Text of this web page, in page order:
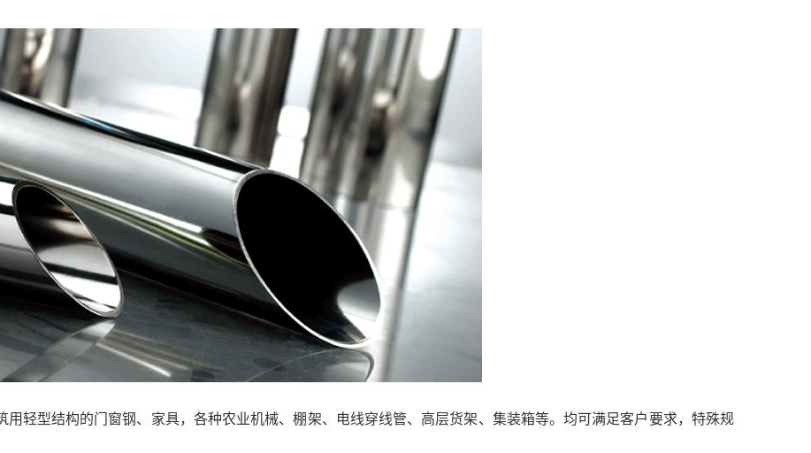
轻型结构的门窗钢、家具，各种农业机械、棚架、电线穿线管、高层货架、集装箱等。均可满足客户要求，特殊规